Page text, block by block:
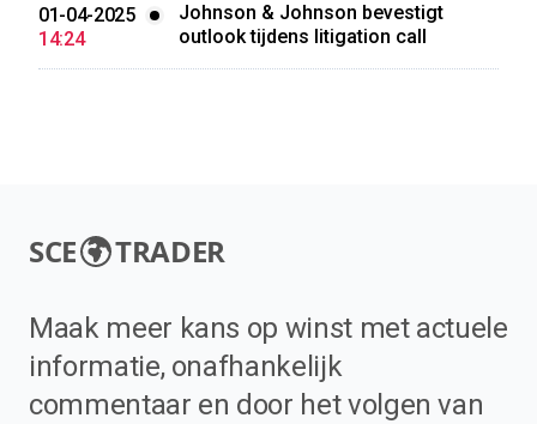
01-04-2025
14:24
Johnson & Johnson bevestigt
outlook tijdens litigation call
SCE TRADER
Maak meer kans op winst met actuele
informatie, onafhankelijk
commentaar en door het volgen van